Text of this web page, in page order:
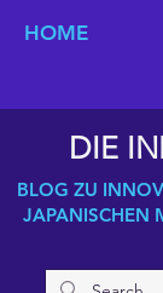
HOME
DIE
BLOG ZU
JAPANISCHEN